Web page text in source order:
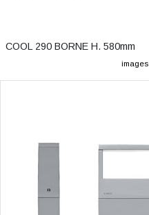
images
COOL 290 BORNE H. 580mm